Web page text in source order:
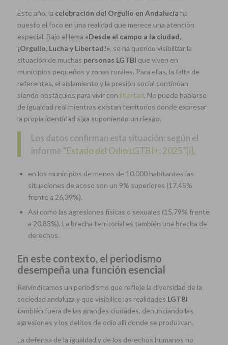
Este año, la celebración del Orgullo en Andalucía ha
puesto el foco en una realidad que merece una atención
especial. Bajo el lema «Desde el campo a la ciudad,
¡Orgullo, Lucha y Libertad!», se ha querido visibilizar la
situación de muchas personas LGTBI que viven en
municipios pequeños y zonas rurales. Para ellas, la falta de
referentes, el aislamiento y la presión social continúan
siendo obstáculos para vivir con libertad. No puede hablarse
de igualdad real mientras existan territorios donde expresar
la propia identidad siga suponiendo un riesgo.
Los datos confirman esta situación: según el
informe “Estado del Odio LGTBI+: 2025”[i],
en los municipios de menos de 10.000 habitantes las
situaciones de acoso son un 9% superiores (17,45%
frente a 26,39%).
Así como las agresiones físicas o sexuales (15,79% frente
a 20.83%). La brecha territorial es también una brecha de
derechos.
En este contexto, el periodismo
desempeña una función esencial
Reivindicamos un periodismo que refleje la diversidad de la
sociedad andaluza y que visibilice las realidades LGTBI
también fuera de las grandes ciudades, denunciando las
agresiones y los delitos de odio allí donde se produzcan.
La defensa de la igualdad y de los derechos humanos no